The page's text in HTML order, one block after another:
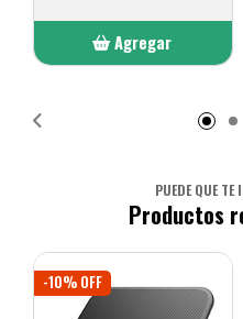
Agregar
PUEDE QUE TE
Productos
-10% OFF